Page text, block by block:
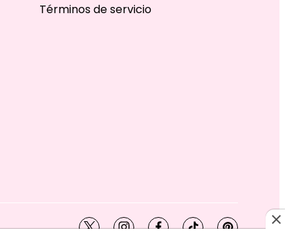
Términos de servicio
twitterinstagramfacebook
tiktokpinterest